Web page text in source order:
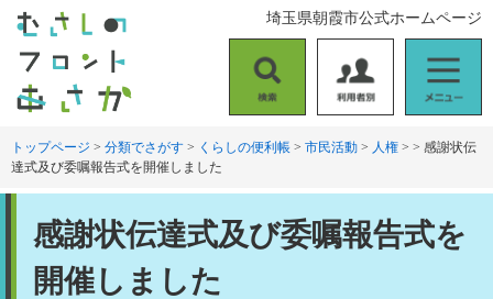
す
。
し
て
索
用
者
ニ
ュ
埼玉県朝霞市公式ホームページ
トップページ > 分類でさがす > くらしの便利帳 > 市民活動 > 人権 > > 感謝状伝
達式及び委嘱報告式を開催しました
感謝状伝達式及び委嘱報告式を
開催しました